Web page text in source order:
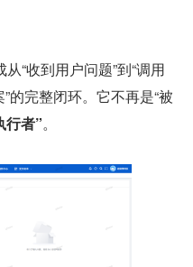
“收到用户问题”到“调用
的完整闭环。它不再是“被
行者”。